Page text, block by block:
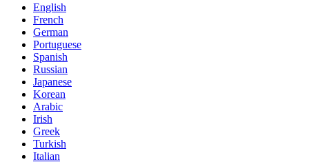
English
French
German
Portuguese
Spanish
Russian
Japanese
Korean
Arabic
Irish
Greek
Turkish
Italian